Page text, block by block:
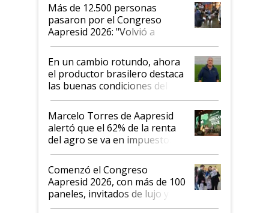
Más de 12.500 personas
pasaron por el Congreso
Aapresid 2026: "Volvió a
demostrar que hablar del
suelo es hablar de todo el
sistema productivo"
En un cambio rotundo, ahora
el productor brasilero destaca
las buenas condiciones del
agro argentino para invertir:
"Los veo más motivados"
Marcelo Torres de Aapresid
alertó que el 62% de la renta
del agro se va en impuestos:
"No es bueno que en
Argentina se sigan discutiendo
las mismas cosas de hace 50
años"
Comenzó el Congreso
Aapresid 2026, con más de 100
paneles, invitados de lujo y
todas las tendencias